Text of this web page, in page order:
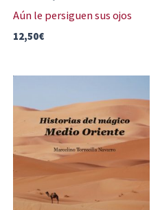
Aún le persiguen sus ojos
12,50€